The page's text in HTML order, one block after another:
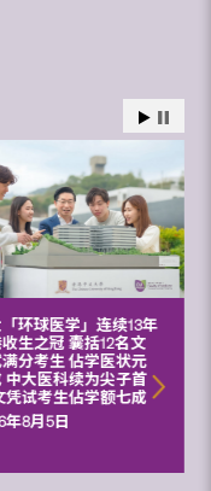
环球医学」连续13年
生之冠 囊括12名文
分考生 佔学医状元
中大医科续为尖子首
凭试考生佔学额七成
年8月5日